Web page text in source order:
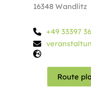
16348 Wandlitz
+49 33397
Route